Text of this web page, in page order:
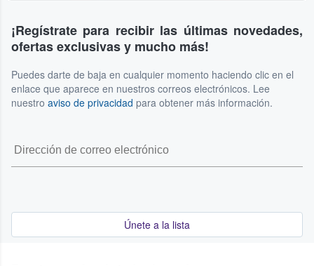
¡Regístrate para recibir las últimas novedades,
ofertas exclusivas y mucho más!
Puedes darte de baja en cualquier momento haciendo clic en el
enlace que aparece en nuestros correos electrónicos. Lee
nuestro aviso de privacidad para obtener más información.
Únete a la lista